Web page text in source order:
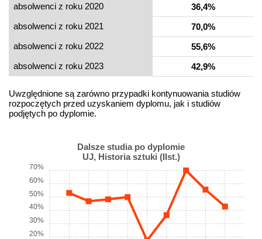
absolwenci z roku 2020
36,4%
absolwenci z roku 2021
70,0%
absolwenci z roku 2022
55,6%
absolwenci z roku 2023
42,9%
Uwzględnione są zarówno przypadki kontynuowania studiów
rozpoczętych przed uzyskaniem dyplomu, jak i studiów
podjętych po dyplomie.
Dalsze studia po dyplomie
UJ, Historia sztuki (IIst.)
20%
30%
40%
50%
60%
70%